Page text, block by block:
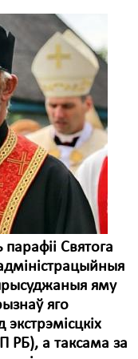
Святога
яму
яго
РБ), а таксама за